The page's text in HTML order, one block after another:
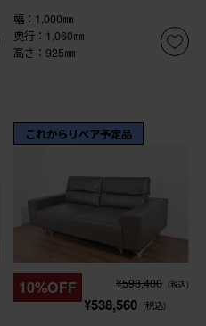
幅：1,000㎜
奥行：1,060㎜
高さ：925㎜
これからリペア予定品
10%OFF ¥598,400 (税込)
¥538,560 (税込)